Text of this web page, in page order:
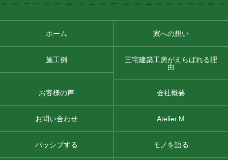
ホーム 家への想い
施工例
三宅建築工房がえらばれる理
由
お客様の声 会社概要
お問い合わせ Atelier.M
パッシブする モノを語る